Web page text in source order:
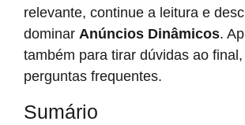
relevante, continue a leitura e
dominar Anúncios Dinâmicos.
também para tirar dúvidas ao
perguntas frequentes.
Sumário